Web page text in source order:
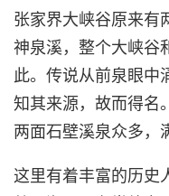
张家界大峡谷原来有
神泉溪，整个大峡谷
此。传说从前泉眼中
知其来源，故而得名
两面石壁溪泉众多，
这里有着丰富的历史